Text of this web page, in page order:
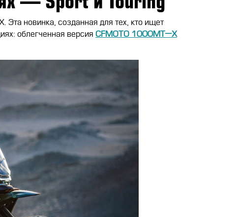
новинка, созданная для тех, кто ищет
облегченная версия CFMOTO 1000MT—X